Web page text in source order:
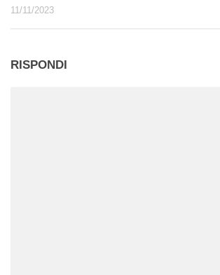
11/11/2023
RISPONDI